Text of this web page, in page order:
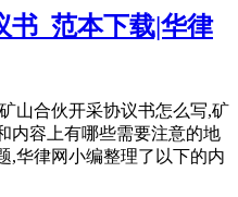
书_范本下载|华律
山合伙开采协议书怎么写,矿
内容上有哪些需要注意的地
,华律网小编整理了以下的内